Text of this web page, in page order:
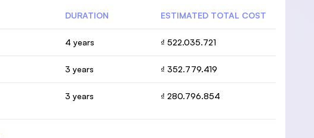
DURATION ESTIMATED TOTAL COST
4 years ₫ 522.035.721
3 years ₫ 352.779.419
3 years ₫ 280.796.854